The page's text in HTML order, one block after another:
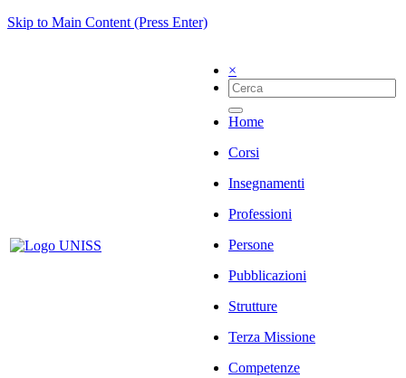
Skip to Main Content (Press Enter)
×
Home
Corsi
Insegnamenti
Professioni
Persone
Pubblicazioni
Strutture
Terza Missione
Competenze